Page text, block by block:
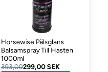
Horsewise Pälsglans
Balsamspray Till Hästen
1000ml
393,00299,00 SEK